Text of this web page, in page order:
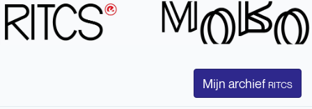
Mijn archief RITCS